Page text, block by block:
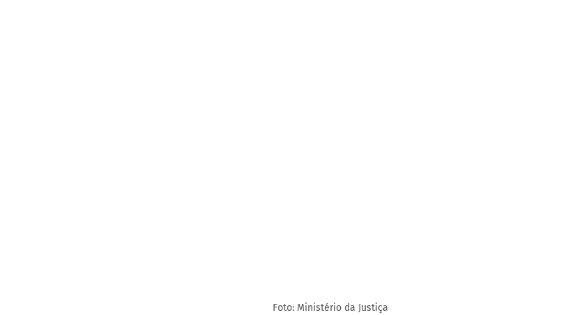
Foto: Ministério da Justiça